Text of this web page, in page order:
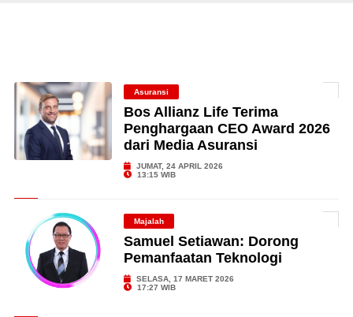
Asuransi
Bos Allianz Life Terima
Penghargaan CEO Award 2026
dari Media Asuransi
JUMAT, 24 APRIL 2026
13:15 WIB
Majalah
Samuel Setiawan: Dorong
Pemanfaatan Teknologi
SELASA, 17 MARET 2026
17:27 WIB